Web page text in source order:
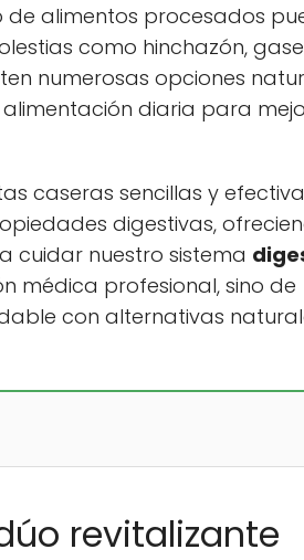
alimentos procesados
como hinchazón,
numerosas opciones
diaria para
caseras sencillas y
digestivas,
cuidar nuestro sistema
médica profesional, sino de
con alternativas
revitalizante